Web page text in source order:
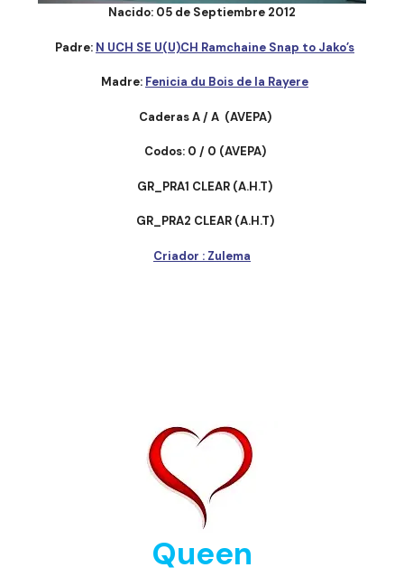
Nacido: 05 de Septiembre 2012
Padre: N UCH SE U(U)CH Ramchaine Snap to Jako’s
Madre: Fenicia du Bois de la Rayere
Caderas A / A (AVEPA)
Codos: 0 / 0 (AVEPA)
GR_PRA1 CLEAR (A.H.T)
GR_PRA2 CLEAR (A.H.T)
Criador : Zulema
Queen